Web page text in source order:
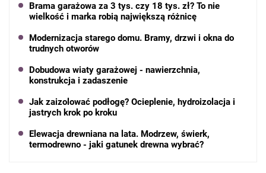
Brama garażowa za 3 tys. czy 18 tys. zł? To nie
wielkość i marka robią największą różnicę
Modernizacja starego domu. Bramy, drzwi i okna do
trudnych otworów
Dobudowa wiaty garażowej - nawierzchnia,
konstrukcja i zadaszenie
Jak zaizolować podłogę? Ocieplenie, hydroizolacja i
jastrych krok po kroku
Elewacja drewniana na lata. Modrzew, świerk,
termodrewno - jaki gatunek drewna wybrać?